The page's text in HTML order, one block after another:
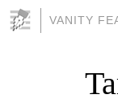
VANITY